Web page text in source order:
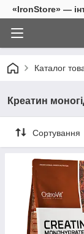
«IronStore» —
Каталог
Креатин
Сортування